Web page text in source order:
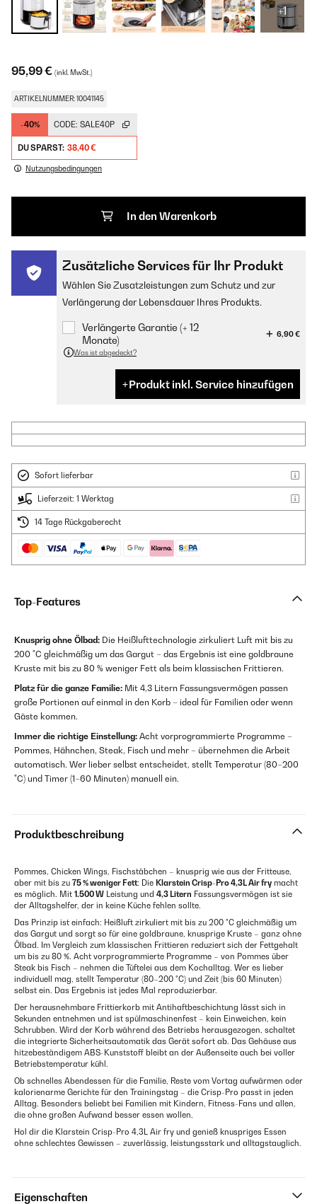
+1
95,99 € (inkl. MwSt.)
ARTIKELNUMMER: 10041145
-40% CODE: SALE40P
DU SPARST: 38,40 €
Nutzungsbedingungen
In den Warenkorb
Zusätzliche Services für Ihr Produkt
Wählen Sie Zusatzleistungen zum Schutz und zur
Verlängerung der Lebensdauer Ihres Produkts.
Verlängerte Garantie (+ 12
Monate)
6,90 €
Was ist abgedeckt?
Produkt inkl. Service hinzufügen
Sofort lieferbar
Lieferzeit: 1 Werktag
14 Tage Rückgaberecht
Top-Features
Knusprig ohne Ölbad: Die Heißlufttechnologie zirkuliert Luft mit bis zu
200 °C gleichmäßig um das Gargut – das Ergebnis ist eine goldbraune
Kruste mit bis zu 80 % weniger Fett als beim klassischen Frittieren.
Platz für die ganze Familie: Mit 4,3 Litern Fassungsvermögen passen
große Portionen auf einmal in den Korb – ideal für Familien oder wenn
Gäste kommen.
Immer die richtige Einstellung: Acht vorprogrammierte Programme –
Pommes, Hähnchen, Steak, Fisch und mehr – übernehmen die Arbeit
automatisch. Wer lieber selbst entscheidet, stellt Temperatur (80–200
°C) und Timer (1–60 Minuten) manuell ein.
Produktbeschreibung
Pommes, Chicken Wings, Fischstäbchen – knusprig wie aus der Fritteuse,
aber mit bis zu 75 % weniger Fett: Die Klarstein Crisp-Pro 4,3L Air fry macht
es möglich. Mit 1.500 W Leistung und 4,3 Litern Fassungsvermögen ist sie
der Alltagshelfer, der in keine Küche fehlen sollte.
Das Prinzip ist einfach: Heißluft zirkuliert mit bis zu 200 °C gleichmäßig um
das Gargut und sorgt so für eine goldbraune, knusprige Kruste – ganz ohne
Ölbad. Im Vergleich zum klassischen Frittieren reduziert sich der Fettgehalt
um bis zu 80 %. Acht vorprogrammierte Programme – von Pommes über
Steak bis Fisch – nehmen die Tüftelei aus dem Kochalltag. Wer es lieber
individuell mag, stellt Temperatur (80–200 °C) und Zeit (bis 60 Minuten)
selbst ein. Das Ergebnis ist jedes Mal reproduzierbar.
Der herausnehmbare Frittierkorb mit Antihaftbeschichtung lässt sich in
Sekunden entnehmen und ist spülmaschinenfest – kein Einweichen, kein
Schrubben. Wird der Korb während des Betriebs herausgezogen, schaltet
die integrierte Sicherheitsautomatik das Gerät sofort ab. Das Gehäuse aus
hitzebeständigem ABS-Kunststoff bleibt an der Außenseite auch bei voller
Betriebstemperatur kühl.
Ob schnelles Abendessen für die Familie, Reste vom Vortag aufwärmen oder
kalorienarme Gerichte für den Trainingstag – die Crisp-Pro passt in jeden
Alltag. Besonders beliebt bei Familien mit Kindern, Fitness-Fans und allen,
die ohne großen Aufwand besser essen wollen.
Hol dir die Klarstein Crisp-Pro 4,3L Air fry und genieß knuspriges Essen
ohne schlechtes Gewissen – zuverlässig, leistungsstark und alltagstauglich.
Eigenschaften